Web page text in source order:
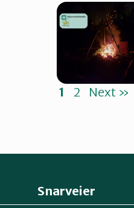
1 2 Next »
Snarveier